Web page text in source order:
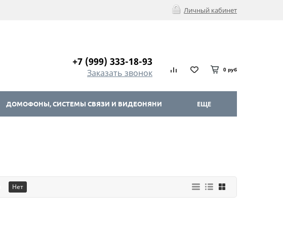
Личный кабинет
+7 (999) 333-18-93
Заказать звонок 0 руб
ДОМОФОНЫ, СИСТЕМЫ СВЯЗИ И ВИДЕОНЯНИ ЕЩЕ
Нет